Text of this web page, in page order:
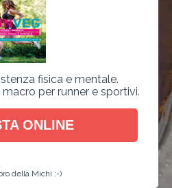
fisica e mentale.
per runner e sportivi.
ONLINE
della Michi :-)